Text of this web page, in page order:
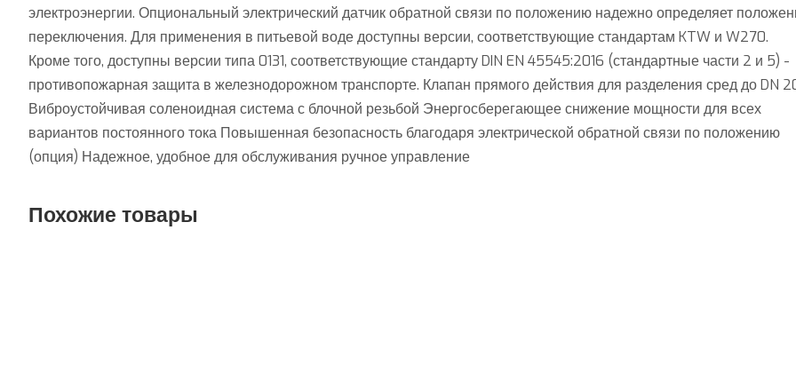
электроэнергии. Опциональный электрический датчик обратной связи по положению надежно определяет
переключения. Для применения в питьевой воде доступны версии, соответствующие стандартам KTW и W270.
Кроме того, доступны версии типа 0131, соответствующие стандарту DIN EN 45545:2016 (стандартные части 2 и 5) -
противопожарная защита в железнодорожном транспорте. Клапан прямого действия для разделения сред до DN
Виброустойчивая соленоидная система с блочной резьбой Энергосберегающее снижение мощности для всех
вариантов постоянного тока Повышенная безопасность благодаря электрической обратной связи по положению
(опция) Надежное, удобное для обслуживания ручное управление
Похожие товары